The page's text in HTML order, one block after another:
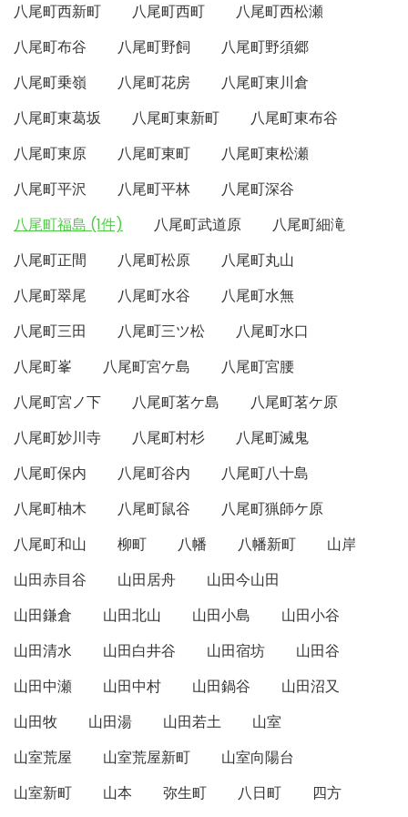
八尾町西新町
八尾町西町
八尾町西松瀬
八尾町布谷
八尾町野飼
八尾町野須郷
八尾町乗嶺
八尾町花房
八尾町東川倉
八尾町東葛坂
八尾町東新町
八尾町東布谷
八尾町東原
八尾町東町
八尾町東松瀬
八尾町平沢
八尾町平林
八尾町深谷
八尾町福島 (1件)
八尾町武道原
八尾町細滝
八尾町正間
八尾町松原
八尾町丸山
八尾町翠尾
八尾町水谷
八尾町水無
八尾町三田
八尾町三ツ松
八尾町水口
八尾町峯
八尾町宮ケ島
八尾町宮腰
八尾町宮ノ下
八尾町茗ケ島
八尾町茗ケ原
八尾町妙川寺
八尾町村杉
八尾町滅鬼
八尾町保内
八尾町谷内
八尾町八十島
八尾町柚木
八尾町鼠谷
八尾町猟師ケ原
八尾町和山
柳町 八幡 八幡新町
山岸
山田赤目谷
山田居舟
山田今山田
山田鎌倉
山田北山 山田小島
山田小谷
山田清水
山田白井谷 山田宿坊
山田谷
山田中瀬
山田中村 山田鍋谷
山田沼又
山田牧
山田湯 山田若土
山室
山室荒屋
山室荒屋新町
山室向陽台
山室新町
山本 弥生町 八日町
四方